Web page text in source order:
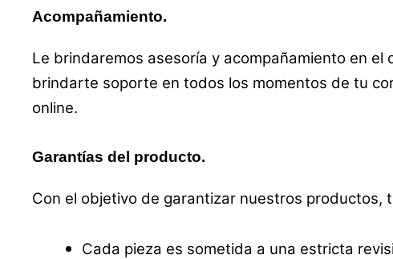
Acompañamiento.
Le brindaremos asesoría y acompañamiento en el
brindarte soporte en todos los momentos de tu
online.
Garantías del producto.
Con el objetivo de garantizar nuestros productos,
Cada pieza es sometida a una estricta